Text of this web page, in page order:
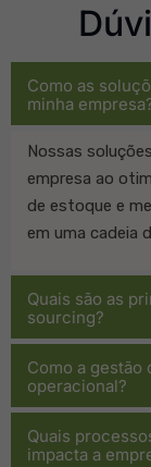
Como as
minha
Nossas
empresa ao
de estoque e
em uma cadeia
Quais são as
sourcing?
Como a
operacional?
Quais
impacta a